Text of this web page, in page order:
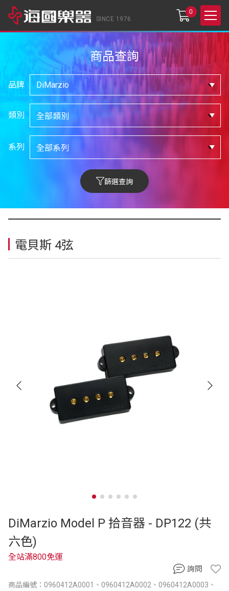
SINCE 1976
0
商品查詢
品牌
類別
系列
篩選查詢
電貝斯 4弦
DiMarzio Model P 拾音器 - DP122 (共
六色)
商品編號：0960412A0001、0960412A0002、0960412A0003、
全站滿800免運
詢問